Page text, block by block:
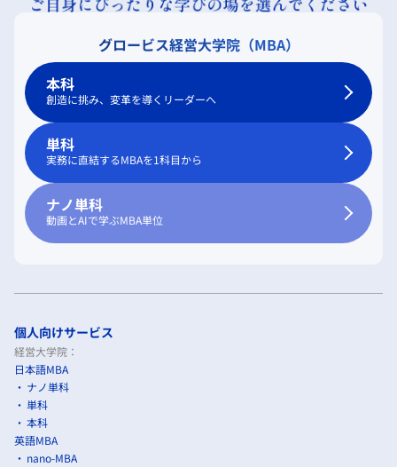
グロービス経営大学院（MBA）
本科
創造に挑み、変革を導くリーダーへ
単科
実務に直結するMBAを1科目から
ナノ単科
動画とAIで学ぶMBA単位
個人向けサービス
経営大学院：
日本語MBA
ナノ単科
単科
本科
英語MBA
nano-MBA